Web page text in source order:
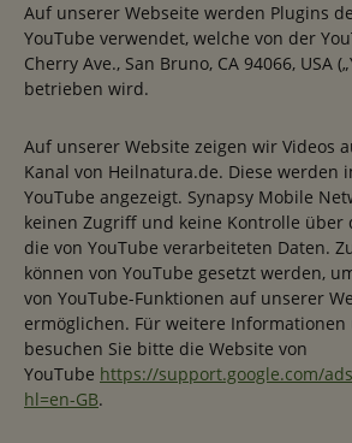
Auf unserer Webseite werden Plugins
YouTube verwendet, welche von der
Cherry Ave., San Bruno, CA 94066, USA
betrieben wird.
Auf unserer Website zeigen wir Videos
Kanal von Heilnatura.de. Diese werden
YouTube angezeigt. Synapsy Mobile
keinen Zugriff und keine Kontrolle über
die von YouTube verarbeiteten Daten.
können von YouTube gesetzt werden,
von YouTube-Funktionen auf unserer
ermöglichen. Für weitere Informationen
besuchen Sie bitte die Website von
YouTube https://support.google.com/
hl=en-GB.